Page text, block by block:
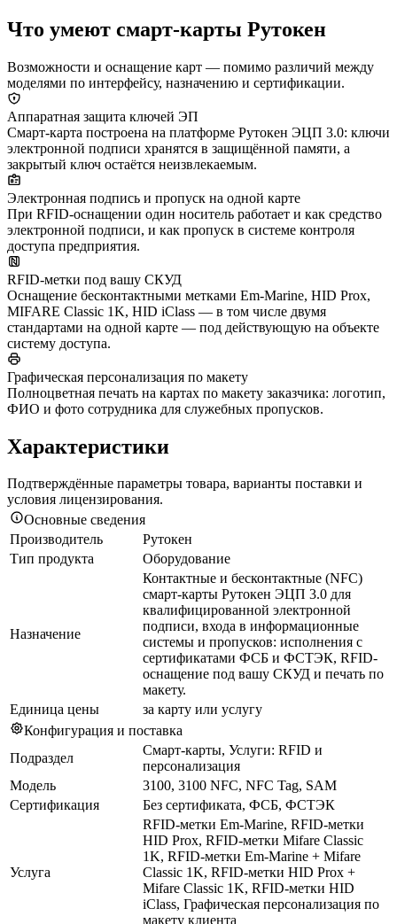
Что умеют смарт-карты Рутокен
Возможности и оснащение карт — помимо различий между
моделями по интерфейсу, назначению и сертификации.
Аппаратная защита ключей ЭП
Смарт-карта построена на платформе Рутокен ЭЦП 3.0: ключи
электронной подписи хранятся в защищённой памяти, а
закрытый ключ остаётся неизвлекаемым.
Электронная подпись и пропуск на одной карте
При RFID-оснащении один носитель работает и как средство
электронной подписи, и как пропуск в системе контроля
доступа предприятия.
RFID-метки под вашу СКУД
Оснащение бесконтактными метками Em-Marine, HID Prox,
MIFARE Classic 1K, HID iClass — в том числе двумя
стандартами на одной карте — под действующую на объекте
систему доступа.
Графическая персонализация по макету
Полноцветная печать на картах по макету заказчика: логотип,
ФИО и фото сотрудника для служебных пропусков.
Характеристики
Подтверждённые параметры товара, варианты поставки и
условия лицензирования.
Основные сведения
Производитель
Рутокен
Тип продукта
Оборудование
Назначение
Контактные и бесконтактные (NFC)
смарт-карты Рутокен ЭЦП 3.0 для
квалифицированной электронной
подписи, входа в информационные
системы и пропусков: исполнения с
сертификатами ФСБ и ФСТЭК, RFID-
оснащение под вашу СКУД и печать по
макету.
Единица цены
за карту или услугу
Конфигурация и поставка
Подраздел
Смарт-карты, Услуги: RFID и
персонализация
Модель
3100, 3100 NFC, NFC Tag, SAM
Сертификация
Без сертификата, ФСБ, ФСТЭК
Услуга
RFID-метки Em-Marine, RFID-метки
HID Prox, RFID-метки Mifare Classic
1K, RFID-метки Em-Marine + Mifare
Classic 1K, RFID-метки HID Prox +
Mifare Classic 1K, RFID-метки HID
iClass, Графическая персонализация по
макету клиента